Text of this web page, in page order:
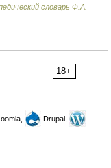
словарь Ф.А.
18+
Drupal,